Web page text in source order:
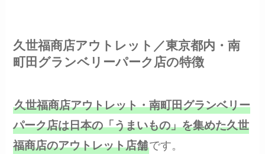
久世福商店アウトレット／東京都内・南
町田グランベリーパーク店の特徴
久世福商店アウトレット・南町田グランベリー
パーク店は日本の「うまいもの」を集めた久世
福商店のアウトレット店舗です。